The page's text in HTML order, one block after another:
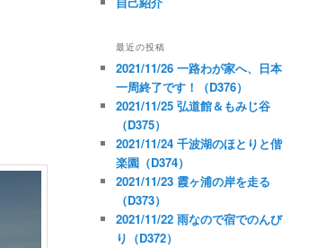
最近の投稿
2021/11/26 一路わが家へ、日本
一周終了です！（D376）
2021/11/25 弘道館＆もみじ谷
（D375）
2021/11/24 千波湖のほとりと偕
楽園（D374）
2021/11/23 霞ヶ浦の岸を走る
（D373）
2021/11/22 雨なので宿でのんび
り（D372）